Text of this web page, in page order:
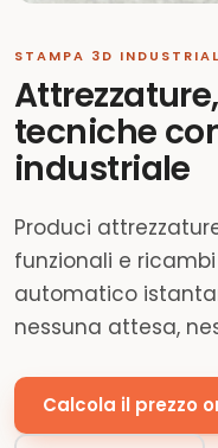
STAMPA 3D
tecniche
industriale
Produci
funzionali e ricambi
automatico
nessuna attesa,
Calcola il prezzo